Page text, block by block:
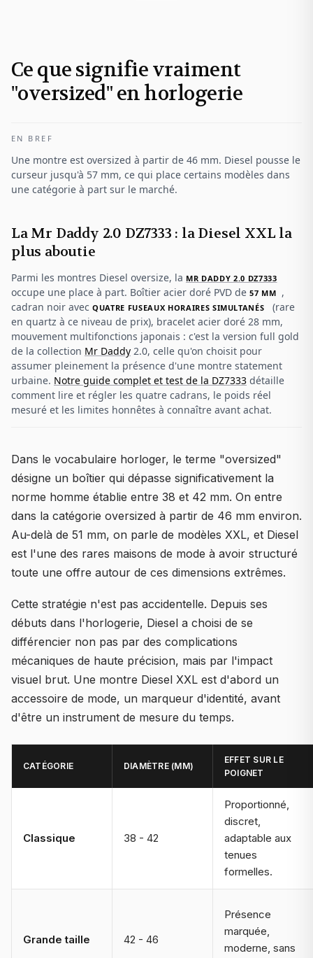
Ce que signifie vraiment
"oversized" en horlogerie
EN BREF
Une montre est oversized à partir de 46 mm. Diesel pousse le
curseur jusqu'à 57 mm, ce qui place certains modèles dans
une catégorie à part sur le marché.
La Mr Daddy 2.0 DZ7333 : la Diesel XXL la
plus aboutie
Parmi les montres Diesel oversize, la MR DADDY 2.0 DZ7333
occupe une place à part. Boîtier acier doré PVD de 57 MM ,
cadran noir avec QUATRE FUSEAUX HORAIRES SIMULTANÉS
(rare
en quartz à ce niveau de prix), bracelet acier doré 28 mm,
mouvement multifonctions japonais : c'est la version full gold
de la collection Mr Daddy 2.0, celle qu'on choisit pour
assumer pleinement la présence d'une montre statement
urbaine. Notre guide complet et test de la DZ7333 détaille
comment lire et régler les quatre cadrans, le poids réel
mesuré et les limites honnêtes à connaître avant achat.
Dans le vocabulaire horloger, le terme "oversized"
désigne un boîtier qui dépasse significativement la
norme homme établie entre 38 et 42 mm. On entre
dans la catégorie oversized à partir de 46 mm environ.
Au-delà de 51 mm, on parle de modèles XXL, et Diesel
est l'une des rares maisons de mode à avoir structuré
toute une offre autour de ces dimensions extrêmes.
Cette stratégie n'est pas accidentelle. Depuis ses
débuts dans l'horlogerie, Diesel a choisi de se
différencier non pas par des complications
mécaniques de haute précision, mais par l'impact
visuel brut. Une montre Diesel XXL est d'abord un
accessoire de mode, un marqueur d'identité, avant
d'être un instrument de mesure du temps.
CATÉGORIE DIAMÈTRE (MM)
EFFET SUR LE
POIGNET
Classique 38 - 42
Proportionné,
discret,
adaptable aux
tenues
formelles.
Grande taille 42 - 46
Présence
marquée,
moderne, sans